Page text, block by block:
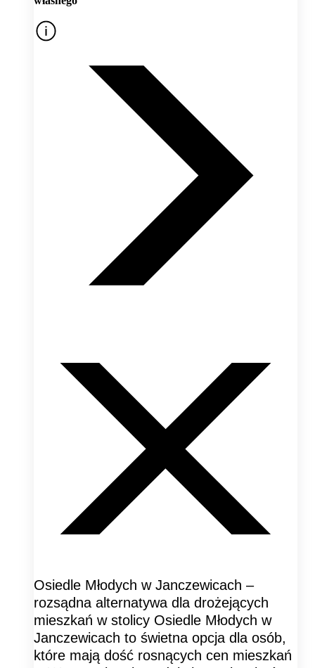
Osiedle Młodych w Janczewicach –
rozsądna alternatywa dla drożejących
mieszkań w stolicy Osiedle Młodych w
Janczewicach to świetna opcja dla osób,
które mają dość rosnących cen mieszkań